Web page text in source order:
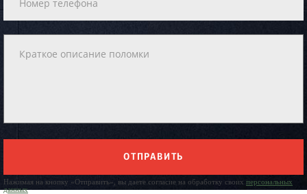
ОТПРАВИТЬ
Нажимая на кнопку «Отправить», вы даете согласие на обработку своих персональных
данных